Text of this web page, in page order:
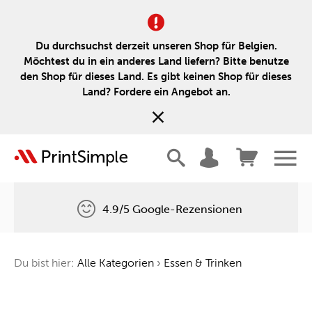
Du durchsuchst derzeit unseren Shop für Belgien.
Möchtest du in ein anderes Land liefern? Bitte benutze
den Shop für dieses Land. Es gibt keinen Shop für dieses
Land? Fordere ein Angebot an.
4.9/5 Google-Rezensionen
Du bist hier: Alle Kategorien › Essen & Trinken